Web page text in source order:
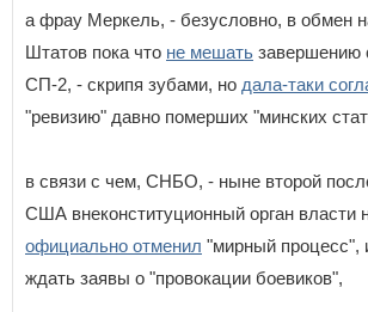
а фрау Меркель, - безусловно, в обмен
Штатов пока что не мешать завершению
СП-2, - скрипя зубами, но дала-таки
"ревизию" давно померших "минских
в связи с чем, СНБО, - ныне второй
США внеконституционный орган власти
официально отменил "мирный процесс",
ждать заявы о "провокации боевиков",